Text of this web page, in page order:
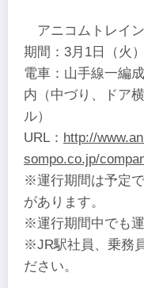
アニコムトレイ
期間：3月1日（火
電車：山手線一編
内（中づり、ドア
ル）
URL： http://
sompo.co.jp/
※運行期間は予定
があります。
※運行期間中でも
※JR駅社員、乗務
ださい。